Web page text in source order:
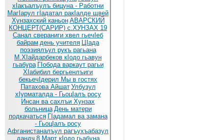
хIакъалъулъ бицуна - Работни
МагIарул гIадатал ракIалде щвей
Хунзахский каньон АВАРСКИЙ
КОНЦЕРТ(САРИР) с.ХУНЗАХ 19
Санал свераниги хвел гьечIеб
байрам день учителя ЦIада
поэзиялъул рукъ рагьана
М.ХIайдарбеков кIодо гьавун
гьабура ГIобода варкаут рагьи
ХIабибил бергьенлъиги
бекьечIдерил Мы в гостях
Патахова Айшат Улбузул
хIурматалда - ГьоцIалъ росу
Инсан ва сахлъи Хунзах
больница День матери
подкачаться ГIадамал ва замана
- ГьоцIалъ росу
Афганистаналъул рагъухъабазул
дандч 8 Март кIодо гьабуна